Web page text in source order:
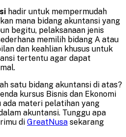
hadir untuk mempermudah
mana bidang akuntansi yang
begitu, pelaksanaan jenis
memilih bidang A atau
dan keahlian khusus untuk
tertentu agar dapat
satu bidang akuntansi di atas?
kursus Bisnis dan Ekonomi
ada materi pelatihan yang
akuntansi. Tunggu apa
di GreatNusa sekarang